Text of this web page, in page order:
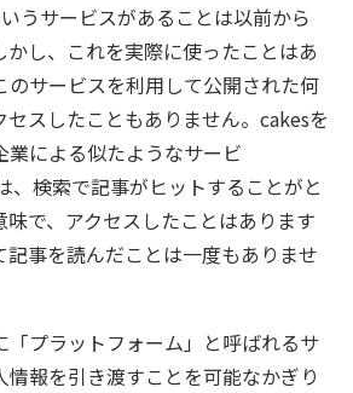
うサービスがあることは以前から
し、これを実際に使ったことはあ
のサービスを利用して公開された何
セスしたこともありません。cakesを
業による似たようなサービ
、検索で記事がヒットすることがと
味で、アクセスしたことはあります
事を読んだことは一度もありませ
プラットフォーム」と呼ばれるサ
情報を引き渡すことを可能なかぎり